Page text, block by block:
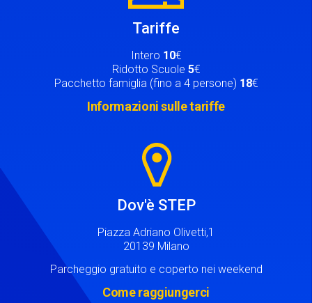
Tariffe
Intero 10€
Ridotto Scuole 5€
Pacchetto famiglia (fino a 4 persone) 18€
Informazioni sulle tariffe
Dov'è STEP
Piazza Adriano Olivetti,1
20139 Milano
Parcheggio gratuito e coperto nei weekend
Come raggiungerci